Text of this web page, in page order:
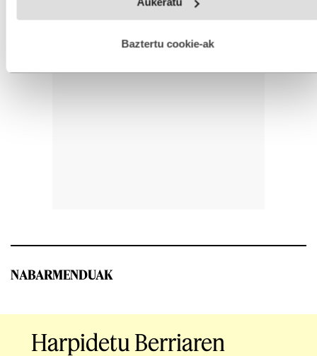
fitxategiak erabiltzen ditu. Zure esperientzia eta zerbitzuak
esplizitua ematen diguzu.Gehiago irakurri
Baztertu cookie-ak
NABARMENDUAK
Harpidetu Berriaren